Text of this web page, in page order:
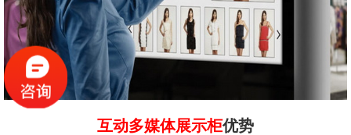
互动多媒体展示柜优势